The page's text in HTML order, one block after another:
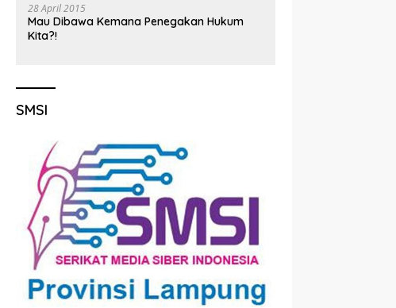
28 April 2015
Mau Dibawa Kemana Penegakan Hukum
Kita?!
SMSI